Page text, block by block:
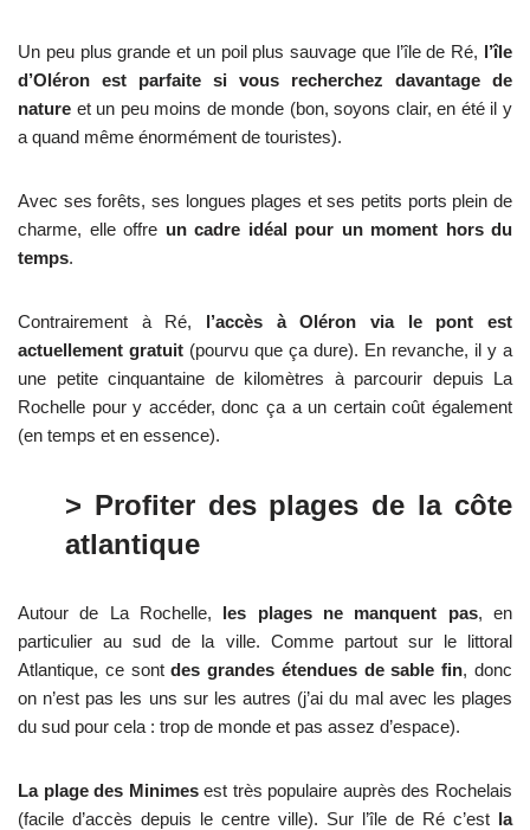
Un peu plus grande et un poil plus sauvage que l’île de Ré, l’île
d’Oléron est parfaite si vous recherchez davantage de
nature et un peu moins de monde (bon, soyons clair, en été il y
a quand même énormément de touristes).
Avec ses forêts, ses longues plages et ses petits ports plein de
charme, elle offre un cadre idéal pour un moment hors du
temps.
Contrairement à Ré, l’accès à Oléron via le pont est
actuellement gratuit (pourvu que ça dure). En revanche, il y a
une petite cinquantaine de kilomètres à parcourir depuis La
Rochelle pour y accéder, donc ça a un certain coût également
(en temps et en essence).
> Profiter des plages de la côte
atlantique
Autour de La Rochelle, les plages ne manquent pas, en
particulier au sud de la ville. Comme partout sur le littoral
Atlantique, ce sontdes grandes étendues de sable fin, donc
on n’est pas les uns sur les autres (j’ai du mal avec les plages
du sud pour cela : trop de monde et pas assez d’espace).
La plage des Minimesest très populaire auprès des Rochelais
(facile d’accès depuis le centre ville). Sur l’île de Ré c’est la